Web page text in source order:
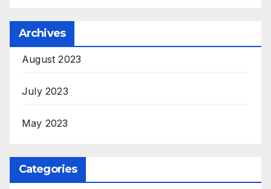
Archives
August 2023
July 2023
May 2023
Categories